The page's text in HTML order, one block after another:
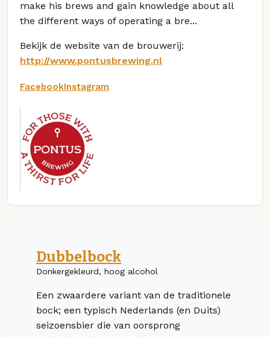
make his brews and gain knowledge about all
the different ways of operating a bre...
Bekijk de website van de brouwerij:
http://www.pontusbrewing.nl
FacebookInstagram
Dubbelbock
Donkergekleurd, hoog alcohol
Een zwaardere variant van de traditionele
bock; een typisch Nederlands (en Duits)
seizoensbier die van oorsprong